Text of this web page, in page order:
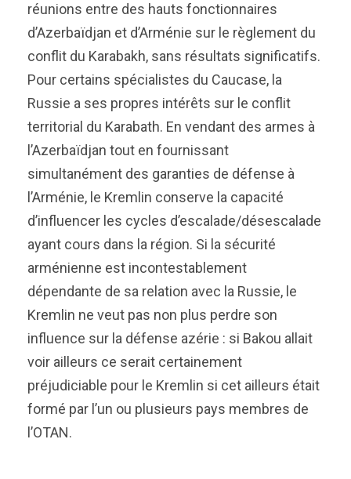
réunions entre des hauts fonctionnaires
d’Azerbaïdjan et d’Arménie sur le règlement du
conflit du Karabakh, sans résultats significatifs.
Pour certains spécialistes du Caucase, la
Russie a ses propres intérêts sur le conflit
territorial du Karabath. En vendant des armes à
l’Azerbaïdjan tout en fournissant
simultanément des garanties de défense à
l’Arménie, le Kremlin conserve la capacité
d’influencer les cycles d’escalade/désescalade
ayant cours dans la région. Si la sécurité
arménienne est incontestablement
dépendante de sa relation avec la Russie, le
Kremlin ne veut pas non plus perdre son
influence sur la défense azérie : si Bakou allait
voir ailleurs ce serait certainement
préjudiciable pour le Kremlin si cet ailleurs était
formé par l’un ou plusieurs pays membres de
l’OTAN.